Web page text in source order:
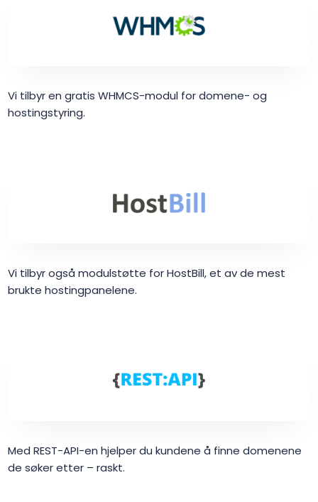
Vi tilbyr en gratis WHMCS-modul for domene- og
hostingstyring.
Vi tilbyr også modulstøtte for HostBill, et av de mest
brukte hostingpanelene.
Med REST-API-en hjelper du kundene å finne domenene
de søker etter – raskt.